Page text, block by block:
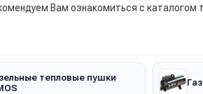
Вам ознакомиться с каталогом
тепловые пушки